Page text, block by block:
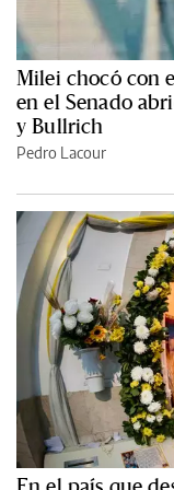
Milei chocó con
en el Senado
y Bullrich
Pedro Lacour